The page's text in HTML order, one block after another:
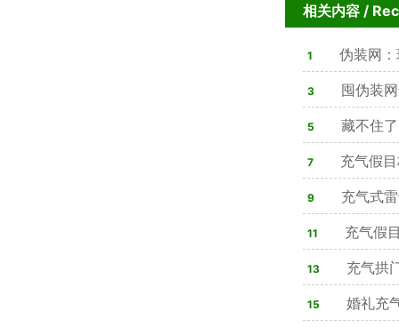
相关内容 /
1 伪装网：
3
囤伪装
合法可用，隐
5
藏不住
双在线，4类
7
充气假
80%军方单位
9
充气式
心装备
11
充气假
实战训练痛点
13 充气拱
15
婚礼充